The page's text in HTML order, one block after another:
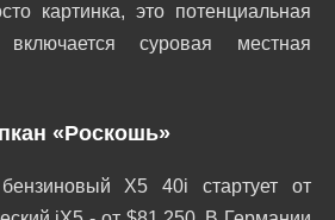
картинка, это потенциальная
суровая местная
«Роскошь»
X5 40i стартует от